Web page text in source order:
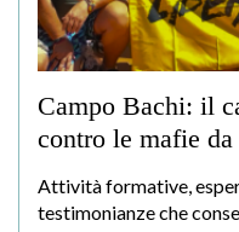
Campo Bachi: il
contro le mafie
Attività formative,
testimonianze che